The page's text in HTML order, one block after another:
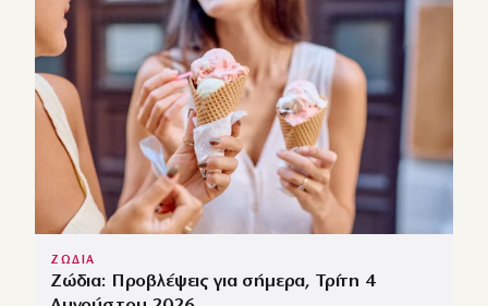
ΖΩΔΙΑ
Ζώδια: Προβλέψεις για σήμερα, Τρίτη 4